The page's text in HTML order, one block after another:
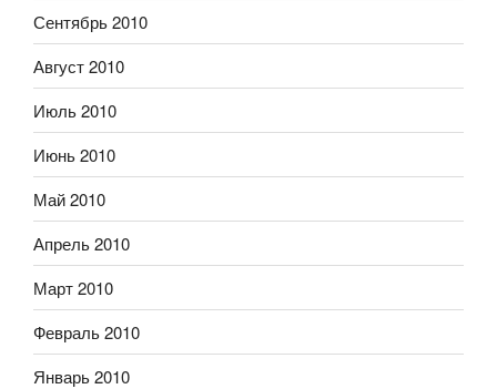
Сентябрь 2010
Август 2010
Июль 2010
Июнь 2010
Май 2010
Апрель 2010
Март 2010
Февраль 2010
Январь 2010